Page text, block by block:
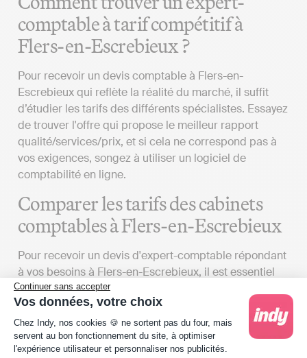
Continuer sans accepter
Vos données, votre choix
Plateforme de Gestion du Consentement :
Chez Indy, nos cookies 🍪 ne sortent pas du four, mais
servent au bon fonctionnement du site, à optimiser
l'expérience utilisateur et personnaliser nos publicités.
comptable à tarif compétitif à
Flers-en-Escrebieux ?
Pour recevoir un devis comptable à Flers-en-
Escrebieux qui reflète la réalité du marché, il suffit
d’étudier les tarifs des différents spécialistes. Essayez
de trouver l'offre qui propose le meilleur rapport
qualité/services/prix, et si cela ne correspond pas à
vos exigences, songez à utiliser un logiciel de
comptabilité en ligne.
Comparer les tarifs des cabinets
comptables à Flers-en-Escrebieux
Pour recevoir un devis d'expert-comptable répondant
à vos besoins à Flers-en-Escrebieux, il est essentiel
de prendre en compte plusieurs éléments :
: Le coût des prestations offertes
par un cabinet d'expert-comptable peut varier
considérablement en fonction des détails de la